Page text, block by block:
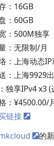
：16GB
：60GB
：500M独享
：无限制/月
：上海动态
：上海9929
独享IPv4 x3 (
：¥4500.00/
链接
的